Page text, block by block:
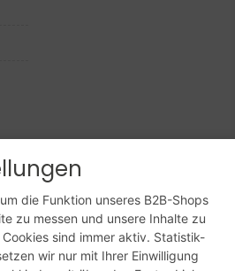
da:
die Funktion unseres B2B-Shops
zu messen und unsere Inhalte zu
sind immer aktiv. Statistik-
wir nur mit Ihrer Einwilligung